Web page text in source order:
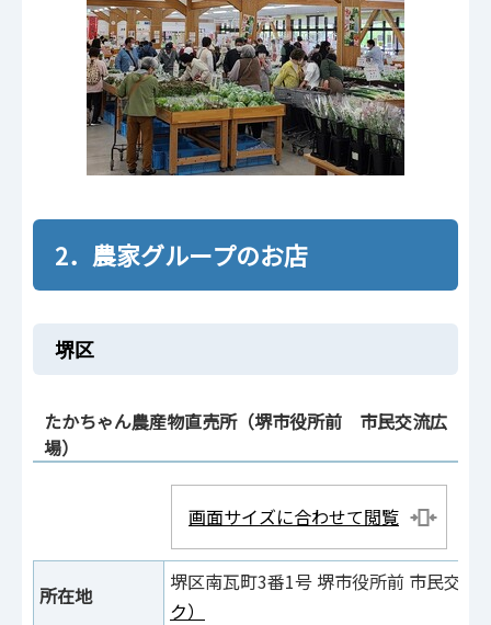
2．農家グループのお店
堺区
たかちゃん農産物直売所（堺市役所前 市民交流広
場）
画面サイズに合わせて閲覧
所在地
堺区南瓦町3番1号 堺市役所前 市民交
ク）